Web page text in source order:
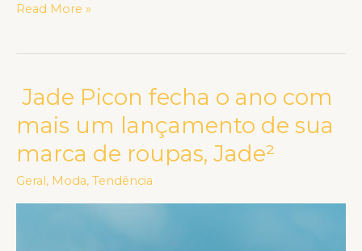
Read More »
Jade Picon fecha o ano com
mais um lançamento de sua
marca de roupas, Jade²
Geral, Moda, Tendência
Jade
fecha
o
ano
com